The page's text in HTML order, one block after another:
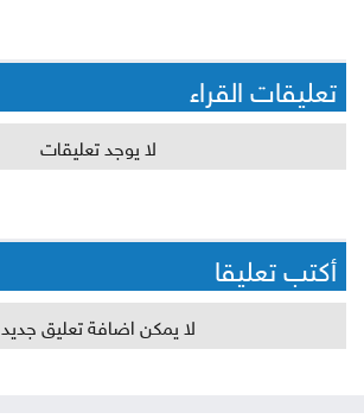
تعليقات القراء
لا يوجد تعليقات
أكتب تعليقا
لا يمكن اضافة تعليق جديد